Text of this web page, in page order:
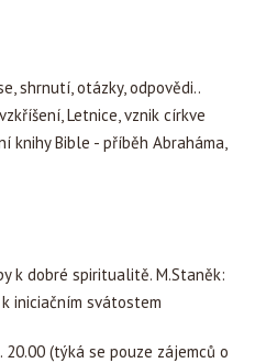
shrnutí, otázky, odpovědi..
Letnice, vznik církve
knihy Bible - příběh Abraháma,
k dobré spiritualitě. M.Staněk:
iniciačním svátostem
20.00 (týká se pouze zájemců o